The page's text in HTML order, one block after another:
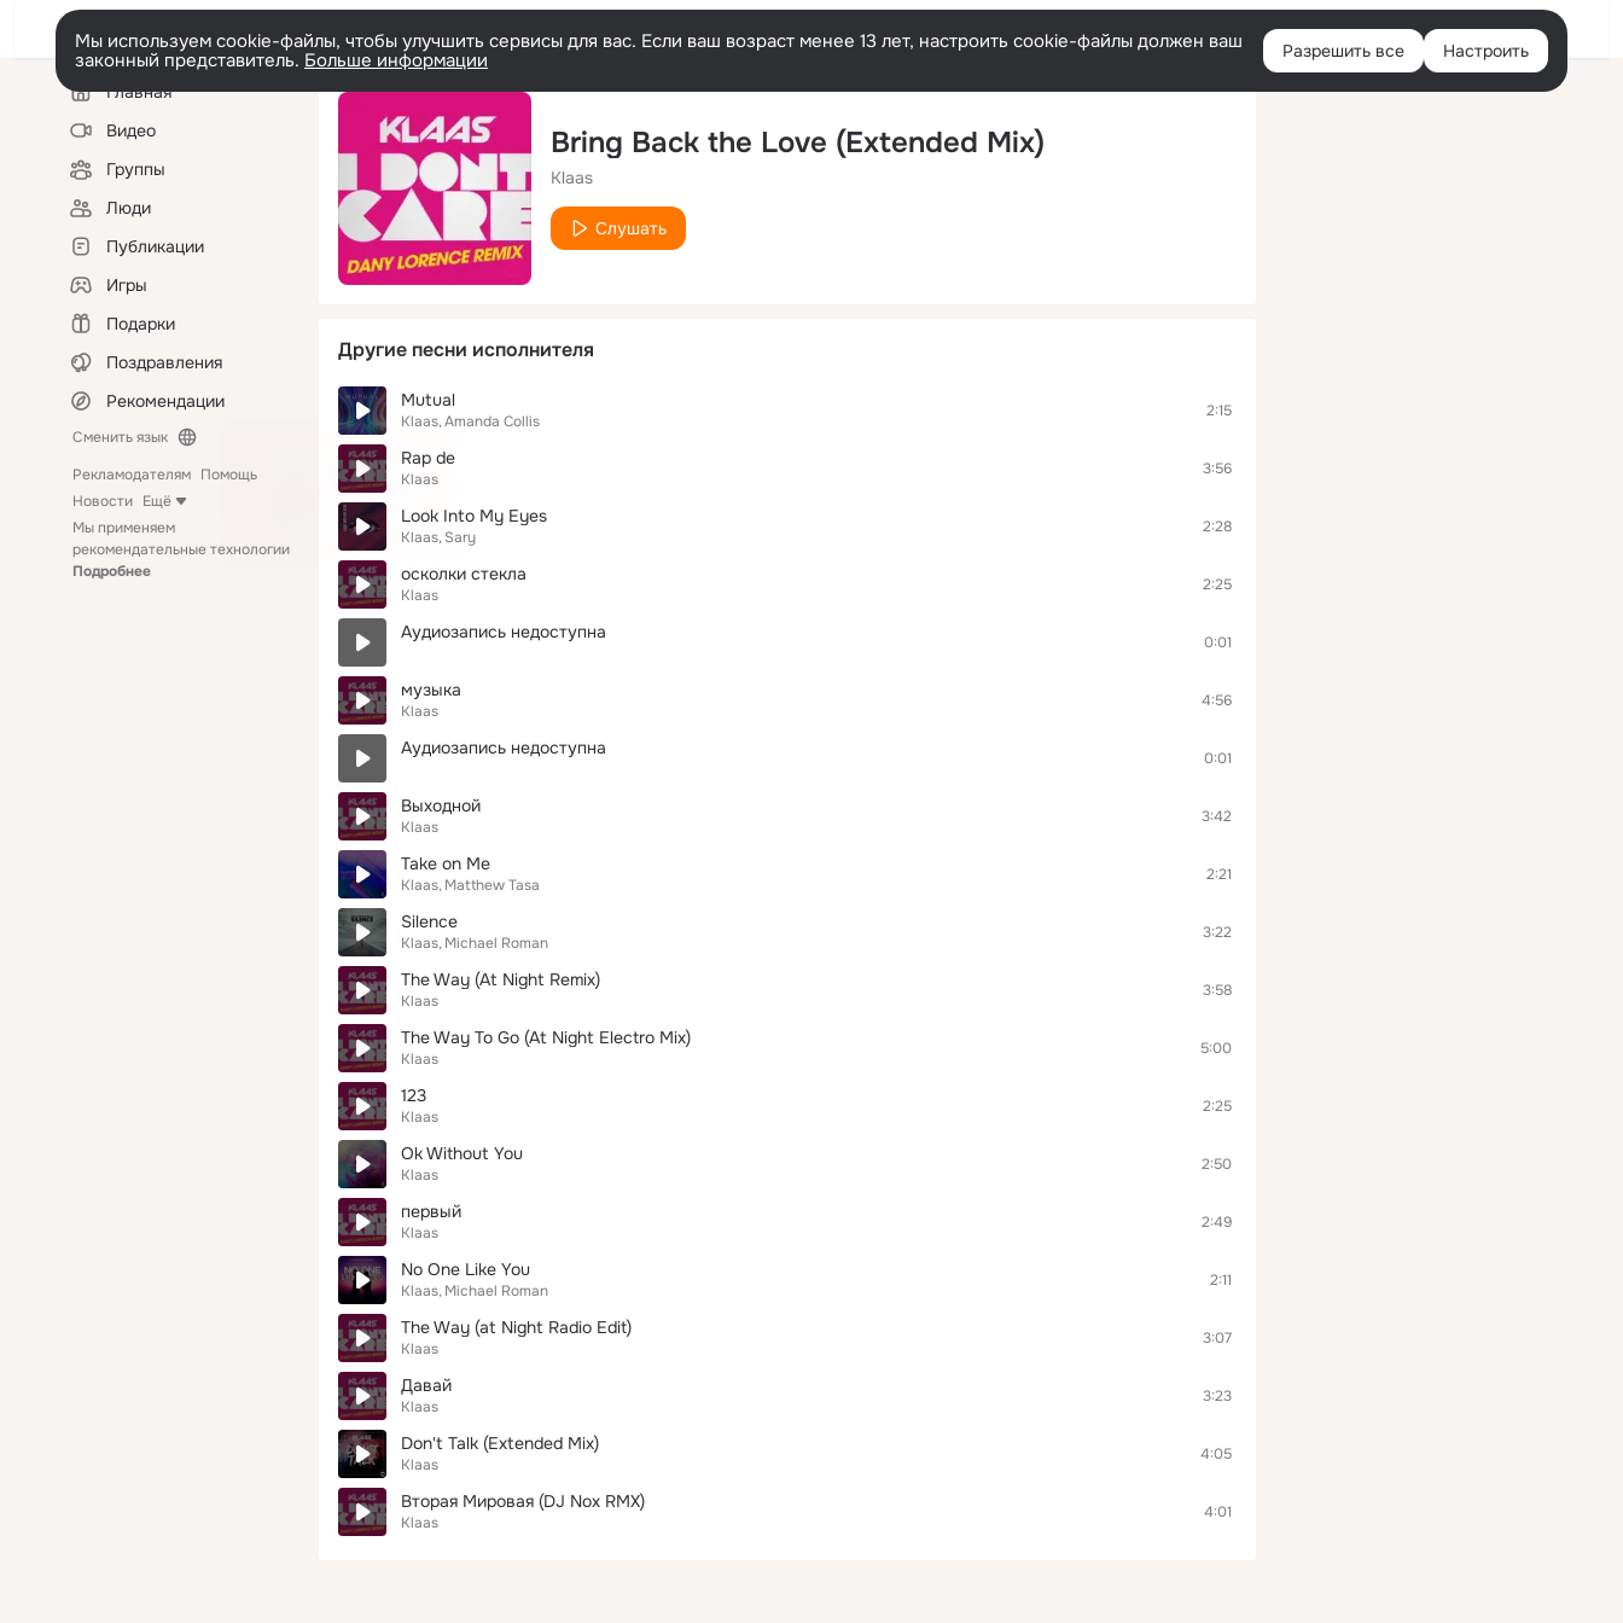
Войти
Мы используем cookie-файлы, чтобы улучшить сервисы для вас. Если ваш возраст менее 13 лет, настроить cookie-файлы должен ваш
законный представитель. Больше информации Разрешить все Настроить
Левая
колонкаГлавная
Видео
Группы
Люди
Публикации
Игры
Подарки
Поздравления
Рекомендации
Сменить язык
Рекламодателям Помощь
Новости Ещё
Мы применяем
рекомендательные технологии
Подробнее
Bring Back the Love (Extended Mix)
Klaas
Слушать
Другие песни исполнителя
Mutual
Klaas Amanda Collis
2:15
Rap de
Klaas
3:56
Look Into My Eyes
Klaas Sary
2:28
осколки стекла
Klaas
2:25
Аудиозапись недоступна 0:01
музыка
Klaas
4:56
Аудиозапись недоступна 0:01
Выходной
Klaas
3:42
Take on Me
Klaas Matthew Tasa
2:21
Silence
Klaas Michael Roman
3:22
The Way (At Night Remix)
Klaas
3:58
The Way To Go (At Night Electro Mix)
Klaas
5:00
123
Klaas
2:25
Ok Without You
Klaas
2:50
первый
Klaas
2:49
No One Like You
Klaas Michael Roman
2:11
The Way (at Night Radio Edit)
Klaas
3:07
Давай
Klaas
3:23
Don't Talk (Extended Mix)
Klaas
4:05
Вторая Мировая (DJ Nox RMX)
Klaas
4:01